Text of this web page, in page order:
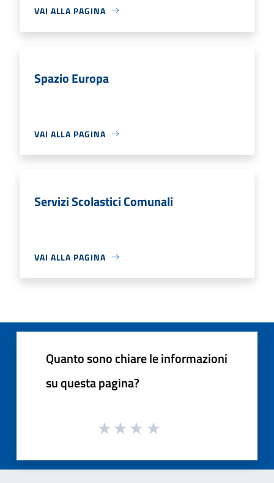
VAI ALLA PAGINA
Spazio Europa
VAI ALLA PAGINA
Servizi Scolastici Comunali
VAI ALLA PAGINA
Quanto sono chiare le informazioni
su questa pagina?